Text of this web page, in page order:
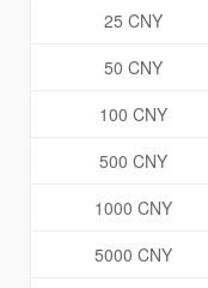
25 CNY
50 CNY
100 CNY
500 CNY
1000 CNY
5000 CNY